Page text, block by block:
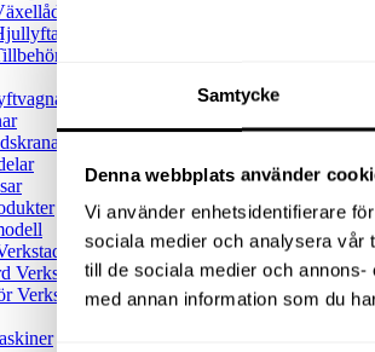
Samtycke
Denna webbplats använder
Vi använder enhetsidentifierare
sociala medier och analysera vår
till de sociala medier och
med annan information som du
Verkstadspress
Verkstadspressar